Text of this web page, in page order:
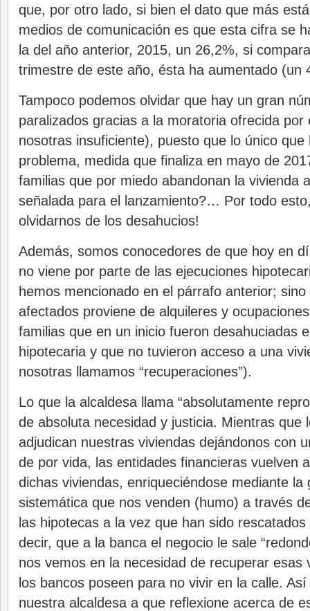
que, por otro lado, si bien el dato que más
medios de comunicación es que esta cifra se
la del año anterior, 2015, un 26,2%, si
trimestre de este año, ésta ha aumentado (un
Tampoco podemos olvidar que hay un gran
paralizados gracias a la moratoria ofrecida por
nosotras insuficiente), puesto que lo único que
problema, medida que finaliza en mayo de
familias que por miedo abandonan la vivienda
señalada para el lanzamiento?… Por todo
olvidarnos de los desahucios!
Además, somos conocedores de que hoy en
no viene por parte de las ejecuciones
hemos mencionado en el párrafo anterior;
afectados proviene de alquileres y
familias que en un inicio fueron desahuciadas
hipotecaria y que no tuvieron acceso a una
nosotras llamamos “recuperaciones”).
Lo que la alcaldesa llama “absolutamente
de absoluta necesidad y justicia. Mientras que
adjudican nuestras viviendas dejándonos con
de por vida, las entidades financieras vuelven
dichas viviendas, enriqueciéndose mediante la
sistemática que nos venden (humo) a través
las hipotecas a la vez que han sido
decir, que a la banca el negocio le sale
nos vemos en la necesidad de recuperar esas
los bancos poseen para no vivir en la calle.
nuestra alcaldesa a que reflexione acerca de